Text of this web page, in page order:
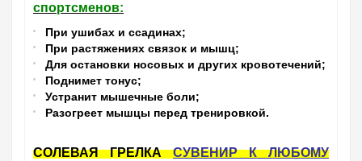
спортсменов:
При ушибах и ссадинах;
При растяжениях связок и мышц;
Для остановки носовых и других кровотечений;
Поднимет тонус;
Устранит мышечные боли;
Разогреет мышцы перед тренировкой.
СОЛЕВАЯ ГРЕЛКАСУВЕНИР К ЛЮБОМУ